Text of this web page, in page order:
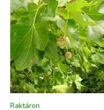
Raktáron